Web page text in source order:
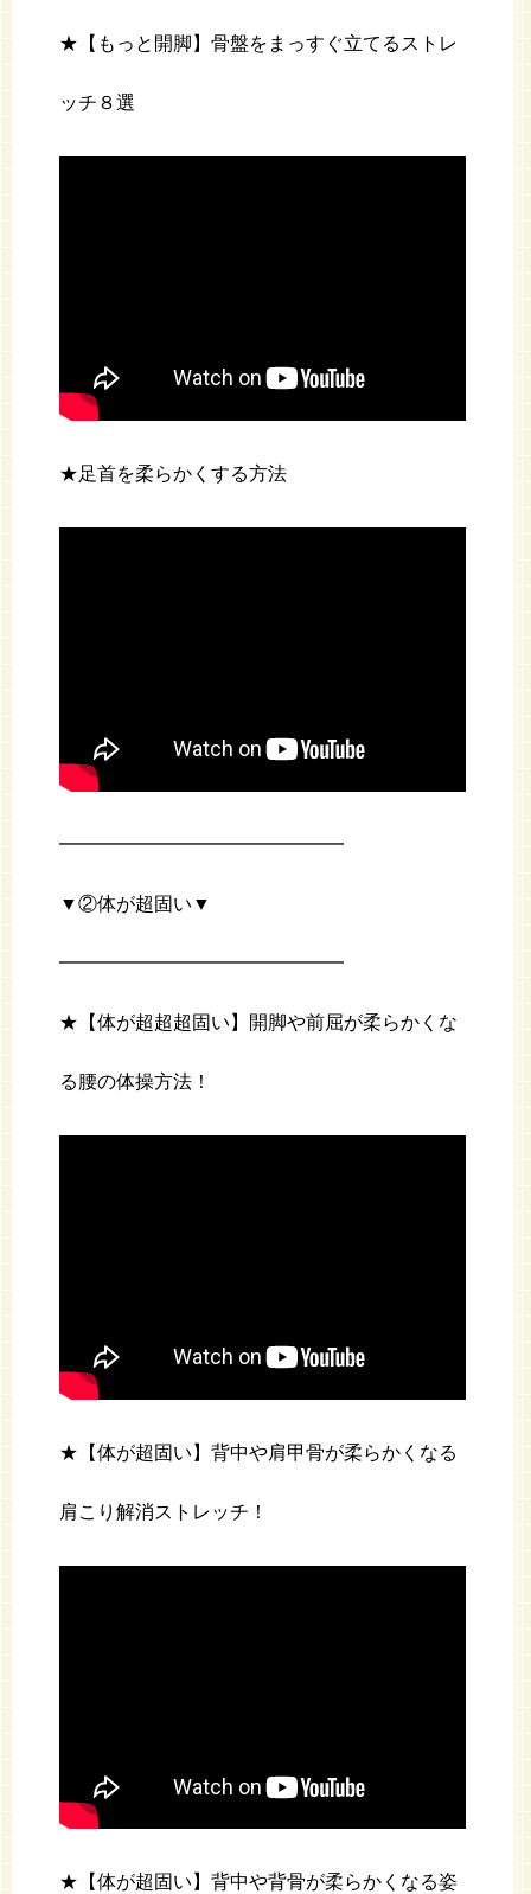
★【もっと開脚】骨盤をまっすぐ立てるストレ
ッチ８選
★足首を柔らかくする方法
━━━━━━━━━━━━━━━
▼②体が超固い▼
━━━━━━━━━━━━━━━
★【体が超超超固い】開脚や前屈が柔らかくな
る腰の体操方法！
★【体が超固い】背中や肩甲骨が柔らかくなる
肩こり解消ストレッチ！
★【体が超固い】背中や背骨が柔らかくなる姿